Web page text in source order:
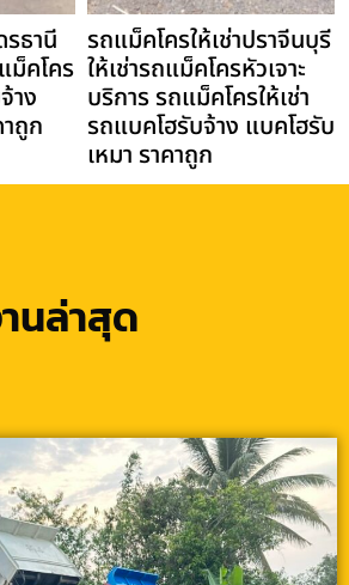
ธานี
ม็คโคร
าง
ถูก
รถแม็คโครให้เช่าปราจีนบุรี
ให้เช่ารถแม็คโครหัวเจาะ
บริการ รถแม็คโครให้เช่า
รถแบคโฮรับจ้าง แบคโฮรับ
เหมา ราคาถูก
นล่าสุด